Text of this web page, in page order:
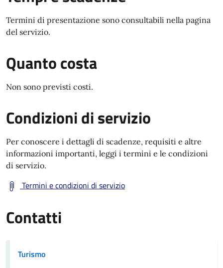
Termini di presentazione sono consultabili nella pagina
del servizio.
Quanto costa
Non sono previsti costi.
Condizioni di servizio
Per conoscere i dettagli di scadenze, requisiti e altre
informazioni importanti, leggi i termini e le condizioni
di servizio.
Termini e condizioni di servizio
Contatti
Turismo